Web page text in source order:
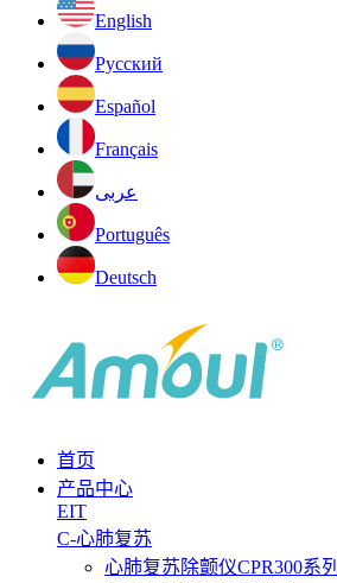
English
Pусский
Español
Français
عربى
Português
Deutsch
首页
产品中心
EIT
C-心肺复苏
心肺复苏除颤仪CPR300系列